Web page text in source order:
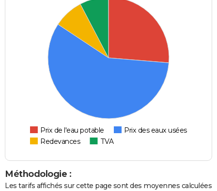
Prix de l'eau potable
Prix des eaux usées
Redevances
TVA
Méthodologie :
Les tarifs affichés sur cette page sont des moyennes calculées